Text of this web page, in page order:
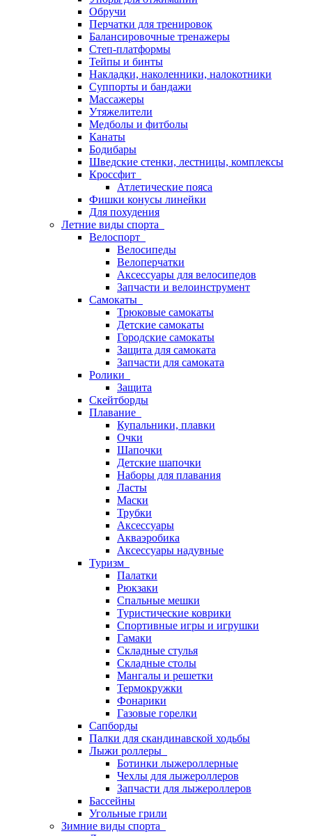
Обручи
Перчатки для тренировок
Балансировочные тренажеры
Степ-платформы
Тейпы и бинты
Накладки, наколенники, налокотники
Суппорты и бандажи
Массажеры
Утяжелители
Медболы и фитболы
Канаты
Бодибары
Шведские стенки, лестницы, комплексы
Кроссфит
Атлетические пояса
Фишки конусы линейки
Для похудения
Летние виды спорта
Велоспорт
Велосипеды
Велоперчатки
Аксессуары для велосипедов
Запчасти и велоинструмент
Самокаты
Трюковые самокаты
Детские самокаты
Городские самокаты
Защита для самоката
Запчасти для самоката
Ролики
Защита
Скейтборды
Плавание
Купальники, плавки
Очки
Шапочки
Детские шапочки
Наборы для плавания
Ласты
Маски
Трубки
Аксессуары
Акваэробика
Аксессуары надувные
Туризм
Палатки
Рюкзаки
Спальные мешки
Туристические коврики
Спортивные игры и игрушки
Гамаки
Складные стулья
Складные столы
Мангалы и решетки
Термокружки
Фонарики
Газовые горелки
Сапборды
Палки для скандинавской ходьбы
Лыжи роллеры
Ботинки лыжероллерные
Чехлы для лыжероллеров
Запчасти для лыжероллеров
Бассейны
Угольные грили
Зимние виды спорта